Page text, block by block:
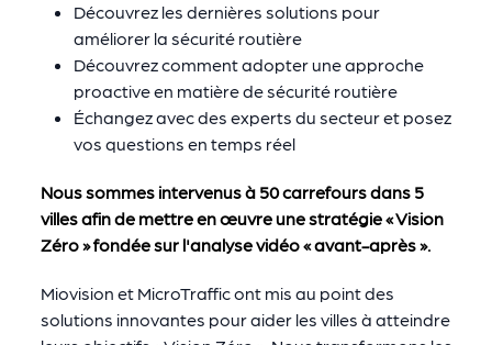
Découvrez les dernières solutions pour
améliorer la sécurité routière
Découvrez comment adopter une approche
proactive en matière de sécurité routière
Échangez avec des experts du secteur et posez
vos questions en temps réel
Nous sommes intervenus à 50 carrefours dans 5
villes afin de mettre en œuvre une stratégie « Vision
Zéro » fondée sur l'analyse vidéo « avant-après ».
Miovision et MicroTraffic ont mis au point des
solutions innovantes pour aider les villes à atteindre